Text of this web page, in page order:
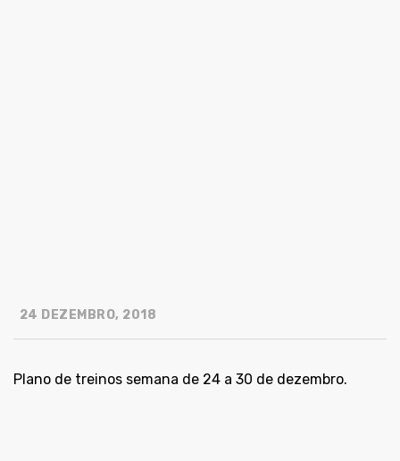
24 DEZEMBRO, 2018
Plano de treinos semana de 24 a 30 de dezembro.